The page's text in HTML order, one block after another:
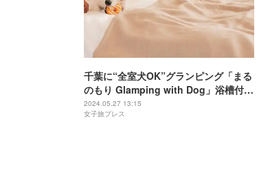
千葉に“全室犬OK”グランピング「まる
のもり Glamping with Dog」浴槽付の
広々空間＆芝生ドッグランも
2024.05.27 13:15
女子旅プレス